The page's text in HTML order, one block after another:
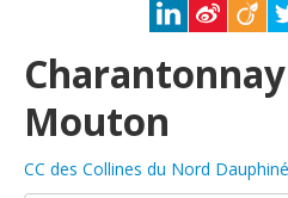
Mouton
CC des Collines du Nord Dauphiné